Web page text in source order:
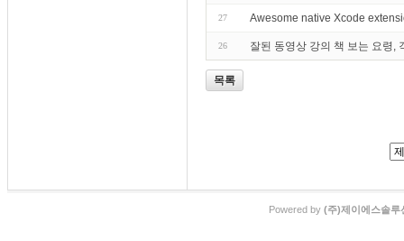
27 Awesome native Xcode
26 잘된 동영상 강의 책 보는 요령,
목록
Powered by (주)제이에스솔루